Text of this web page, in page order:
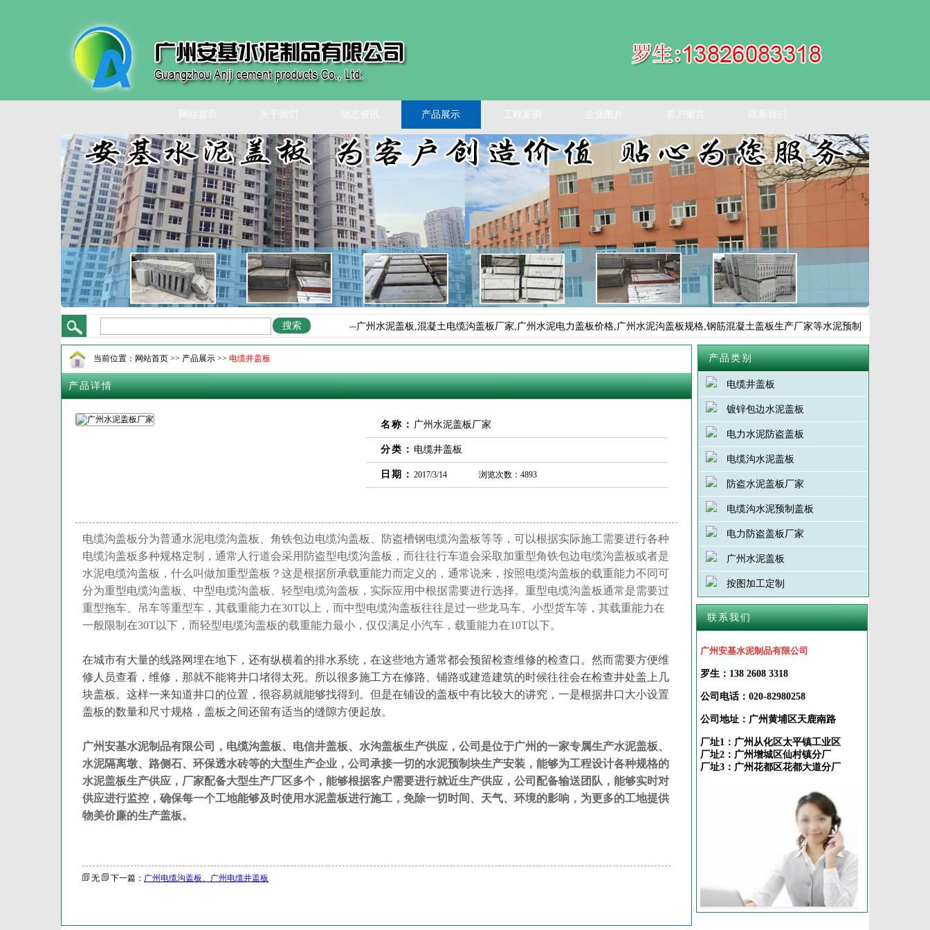
网站首页 关于我们 动态资讯 产品展示 工程案例 企业图片 联系我们
广州安基水泥制品有限公司——广州水泥盖板,混凝土电缆沟盖板厂家,广州水泥电力盖板价格,广州水泥沟盖板规格,钢筋混凝土盖板生产厂家等水泥预制品，13年生产经
当前位置： 网站首页 >> 产品展示 >> 电缆井盖板
产品详情
名称： 广州水泥盖板厂家
分类： 电缆井盖板
日期： 2017/3/14 浏览次数：4893
电缆沟盖板分为普通水泥电缆沟盖板、角铁包边电缆沟盖板、防盗槽钢电缆沟盖板等等，可以根据实际施工需要进行各种
电缆沟盖板多种规格定制，通常人行道会采用防盗型电缆沟盖板，而往往行车道会采取加重型角铁包边电缆沟盖板或者是
水泥电缆沟盖板，什么叫做加重型盖板？这是根据所承载重能力而定义的，通常说来，按照电缆沟盖板的载重能力不同可
分为重型电缆沟盖板、中型电缆沟盖板、轻型电缆沟盖板，实际应用中根据需要进行选择。重型电缆沟盖板通常是需要过
重型拖车、吊车等重型车，其载重能力在30T以上，而中型电缆沟盖板往往是过一些龙马车、小型货车等，其载重能力在
一般限制在30T以下，而轻型电缆沟盖板的载重能力最小，仅仅满足小汽车，载重能力在10T以下。
在城市有大量的线路网埋在地下，还有纵横着的排水系统，在这些地方通常都会预留检查维修的检查口。然而需要方便维
修人员查看，维修，那就不能将井口堵得太死。所以很多施工方在修路、铺路或建造建筑的时候往往会在检查井处盖上几
块盖板。这样一来知道井口的位置，很容易就能够找得到。但是在铺设的盖板中有比较大的讲究，一是根据井口大小设置
盖板的数量和尺寸规格，盖板之间还留有适当的缝隙方便起放。
广州安基水泥制品有限公司，电缆沟盖板、电信井盖板、水沟盖板生产供应，公司是位于广州的一家专属生产水泥盖板、
水泥隔离墩、路侧石、环保透水砖等的大型生产企业，公司承接一切的水泥预制块生产安装，能够为工程设计各种规格的
水泥盖板生产供应，厂家配备大型生产厂区多个，能够根据客户需要进行就近生产供应，公司配备输送团队，能够实时对
供应进行监控，确保每一个工地能够及时使用水泥盖板进行施工，免除一切时间、天气、环境的影响，为更多的工地提供
物美价廉的生产盖板。
无 下一篇： 广州电缆沟盖板、广州电缆井盖板
产品类别
电缆井盖板
镀锌包边水泥盖板
电力水泥防盗盖板
电缆沟水泥盖板
防盗水泥盖板厂家
电缆沟水泥预制盖板
电力防盗盖板厂家
广州水泥盖板
按图加工定制
联系我们
广州安基水泥制品有限公司
罗生：138 2608 3318
公司电话：020-82980258
公司地址：广州黄埔区天鹿南路
厂址1：广州从化区太平镇工业区
厂址2：广州增城区仙村镇分厂
厂址3：广州花都区花都大道分厂